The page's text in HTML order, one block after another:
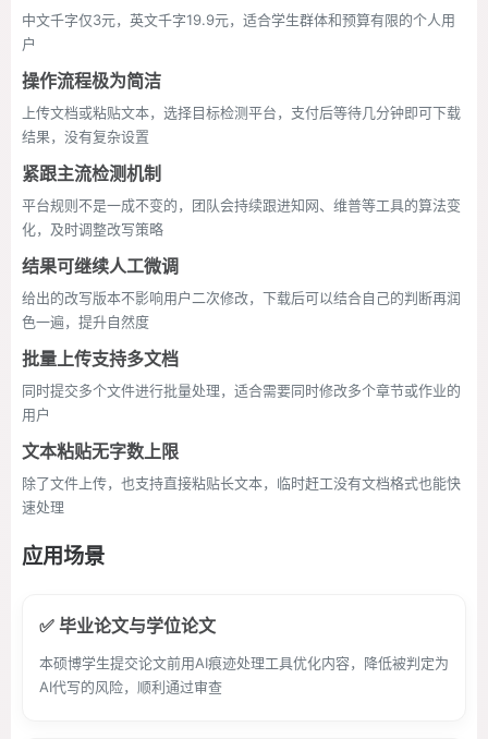
中文千字仅3元，英文千字19.9元，适合学生群体和预算有限的个人用
户
操作流程极为简洁
上传文档或粘贴文本，选择目标检测平台，支付后等待几分钟即可下载
结果，没有复杂设置
紧跟主流检测机制
平台规则不是一成不变的，团队会持续跟进知网、维普等工具的算法变
化，及时调整改写策略
结果可继续人工微调
给出的改写版本不影响用户二次修改，下载后可以结合自己的判断再润
色一遍，提升自然度
批量上传支持多文档
同时提交多个文件进行批量处理，适合需要同时修改多个章节或作业的
用户
文本粘贴无字数上限
除了文件上传，也支持直接粘贴长文本，临时赶工没有文档格式也能快
速处理
应用场景
✅ 毕业论文与学位论文
本硕博学生提交论文前用AI痕迹处理工具优化内容，降低被判定为
AI代写的风险，顺利通过审查